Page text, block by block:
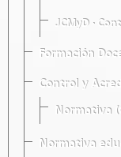
JCMyD ·
Formación
Control y
Normativa
Normativa